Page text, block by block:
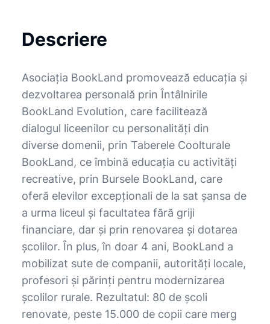
Descriere
Asociația BookLand promovează educația și
dezvoltarea personală prin Întâlnirile
BookLand Evolution, care facilitează
dialogul liceenilor cu personalități din
diverse domenii, prin Taberele Coolturale
BookLand, ce îmbină educația cu activități
recreative, prin Bursele BookLand, care
oferă elevilor excepționali de la sat șansa de
a urma liceul și facultatea fără griji
financiare, dar și prin renovarea și dotarea
școlilor. În plus, în doar 4 ani, BookLand a
mobilizat sute de companii, autorități locale,
profesori și părinți pentru modernizarea
școlilor rurale. Rezultatul: 80 de școli
renovate, peste 15.000 de copii care merg